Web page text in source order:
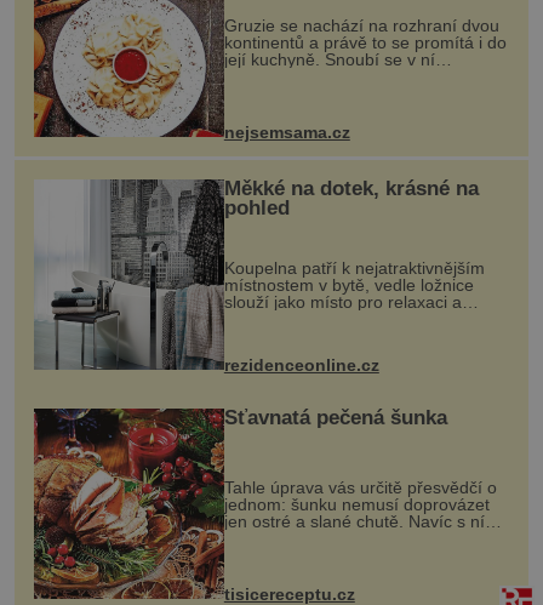
Gruzie se nachází na rozhraní dvou
kontinentů a právě to se promítá i do
její kuchyně. Snoubí se v ní
evropské a asijské chutě a díky tomu
vznikají rozmanité a chuťově bohaté
pokrmy, které rozhodně st...
nejsemsama.cz
Měkké na dotek, krásné na
pohled
Koupelna patří k nejatraktivnějším
místnostem v bytě, vedle ložnice
slouží jako místo pro relaxaci a
odpočinek. Koupelnový textil –
ručníky, osušky a koberečky –
mohou jako mávnutím kouzelného
proutku...
rezidenceonline.cz
Šťavnatá pečená šunka
Tahle úprava vás určitě přesvědčí o
jednom: šunku nemusí doprovázet
jen ostré a slané chutě. Navíc s ní
nakrmíte poměrně hodně hladových
krků. Ingredience sádlo 3 kg šunky
vcelku 3 stroužky česneku hl...
tisicereceptu.cz